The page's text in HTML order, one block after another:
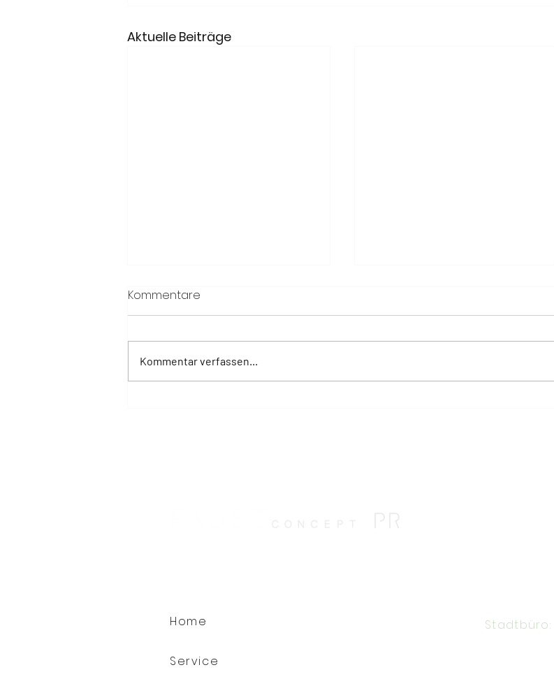
Aktuelle Beiträge
Kommentare
Kommentar verfassen...
Home
Service
Stadtbüro: